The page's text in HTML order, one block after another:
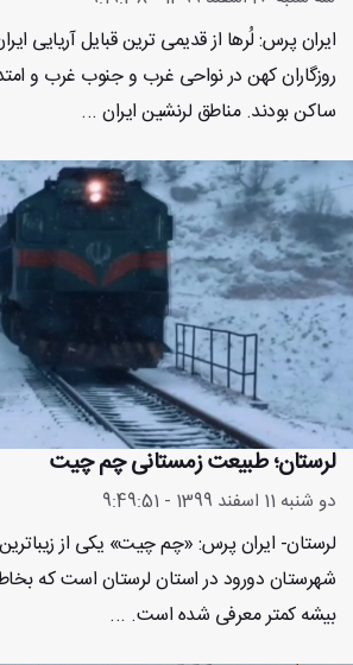
ایران پرس: لُرها از قدیمی ترین قبایل آریایی
روزگاران کهن در نواحی غرب و جنوب غرب و
ساکن بودند. مناطق لرنشین ایران ...
لرستان؛ طبیعت زمستانی چم چیت
دو شنبه 11 اسفند 1399 - 9:49:51
لرستان- ایران پرس: «چم چیت» یکی از
شهرستان دورود در استان لرستان است که
بیشه کمتر معرفی شده است. ...